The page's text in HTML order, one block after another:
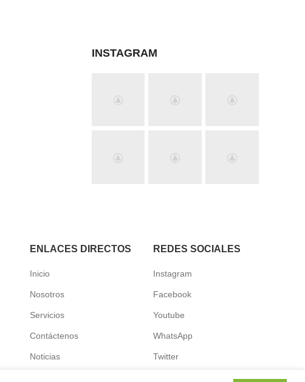
INSTAGRAM
ENLACES DIRECTOS
Inicio
Nosotros
Servicios
Contáctenos
Noticias
REDES SOCIALES
Instagram
Facebook
Youtube
WhatsApp
Twitter